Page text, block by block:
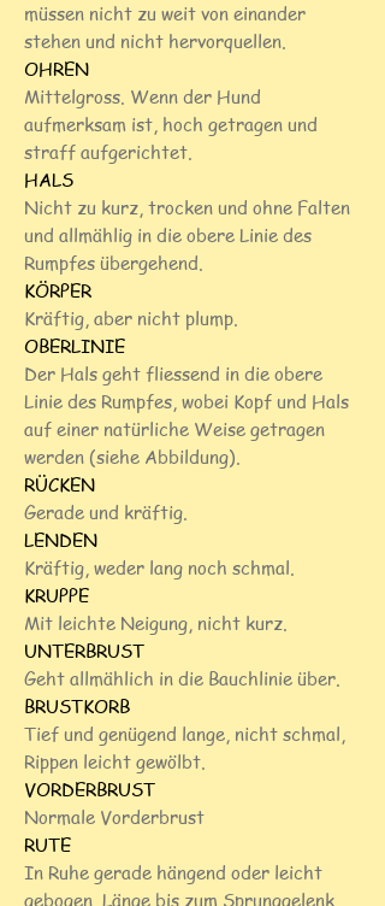
müssen nicht zu weit von einander
stehen und nicht hervorquellen.
OHREN
Mittelgross. Wenn der Hund
aufmerksam ist, hoch getragen und
straff aufgerichtet.
HALS
Nicht zu kurz, trocken und ohne Falten
und allmählig in die obere Linie des
Rumpfes übergehend.
KÖRPER
Kräftig, aber nicht plump.
OBERLINIE
Der Hals geht fliessend in die obere
Linie des Rumpfes, wobei Kopf und Hals
auf einer natürliche Weise getragen
werden (siehe Abbildung).
RÜCKEN
Gerade und kräftig.
LENDEN
Kräftig, weder lang noch schmal.
KRUPPE
Mit leichte Neigung, nicht kurz.
UNTERBRUST
Geht allmählich in die Bauchlinie über.
BRUSTKORB
Tief und genügend lange, nicht schmal,
Rippen leicht gewölbt.
VORDERBRUST
Normale Vorderbrust
RUTE
In Ruhe gerade hängend oder leicht
gebogen. Länge bis zum Sprunggelenk.